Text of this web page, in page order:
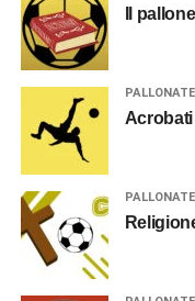
Il
PALLONATE
PALLONATE